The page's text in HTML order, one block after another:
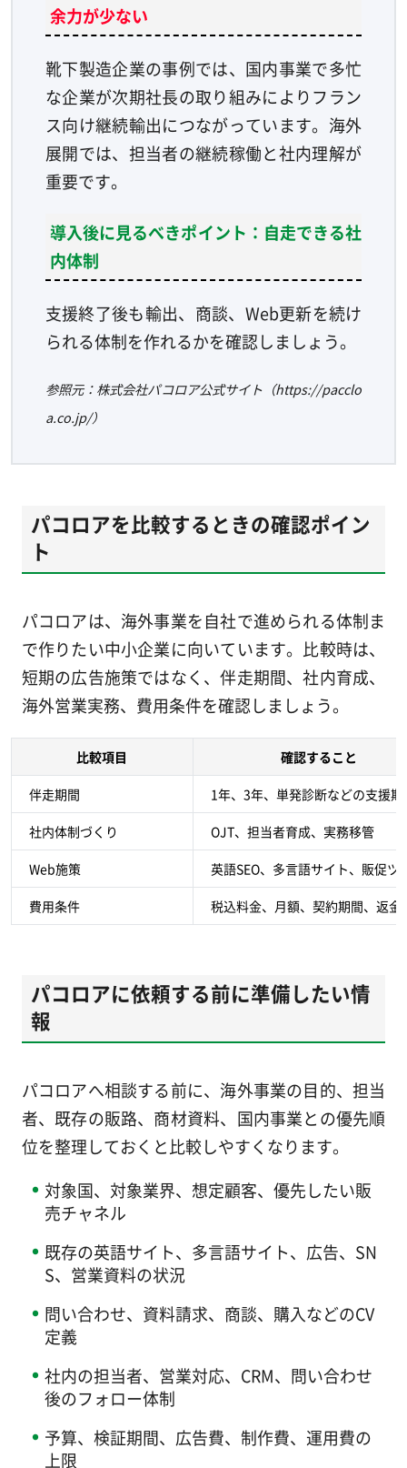
余力が少ない
靴下製造企業の事例では、国内事業で多忙
な企業が次期社長の取り組みによりフラン
ス向け継続輸出につながっています。海外
展開では、担当者の継続稼働と社内理解が
重要です。
導入後に見るべきポイント：自走できる社
内体制
支援終了後も輸出、商談、Web更新を続け
られる体制を作れるかを確認しましょう。
参照元：株式会社パコロア公式サイト（https://pacclo
a.co.jp/）
パコロアを比較するときの確認ポイン
ト
パコロアは、海外事業を自社で進められる体制ま
で作りたい中小企業に向いています。比較時は、
短期の広告施策ではなく、伴走期間、社内育成、
海外営業実務、費用条件を確認しましょう。
比較項目 確認すること
伴走期間 1年、3年、単発診断などの支援期
社内体制づくり OJT、担当者育成、実務移管
Web施策 英語SEO、多言語サイト、販促ツ
費用条件 税込料金、月額、契約期間、返金
パコロアに依頼する前に準備したい情
報
パコロアへ相談する前に、海外事業の目的、担当
者、既存の販路、商材資料、国内事業との優先順
位を整理しておくと比較しやすくなります。
対象国、対象業界、想定顧客、優先したい販
売チャネル
既存の英語サイト、多言語サイト、広告、SN
S、営業資料の状況
問い合わせ、資料請求、商談、購入などのCV
定義
社内の担当者、営業対応、CRM、問い合わせ
後のフォロー体制
予算、検証期間、広告費、制作費、運用費の
上限